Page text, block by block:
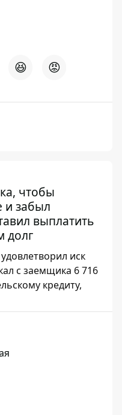
😆 😡
чтобы
и забыл
выплатить
долг
иск
с заемщика 6 716
кредиту,